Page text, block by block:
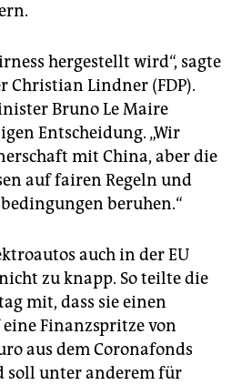
hergestellt wird“, sagte
Lindner (FDP).
Bruno Le Maire
Entscheidung. „Wir
mit China, aber die
auf fairen Regeln und
beruhen.“
auch in der EU
zu knapp. So teilte die
mit, dass sie einen
Finanzspritze von
aus dem Coronafonds
soll unter anderem für